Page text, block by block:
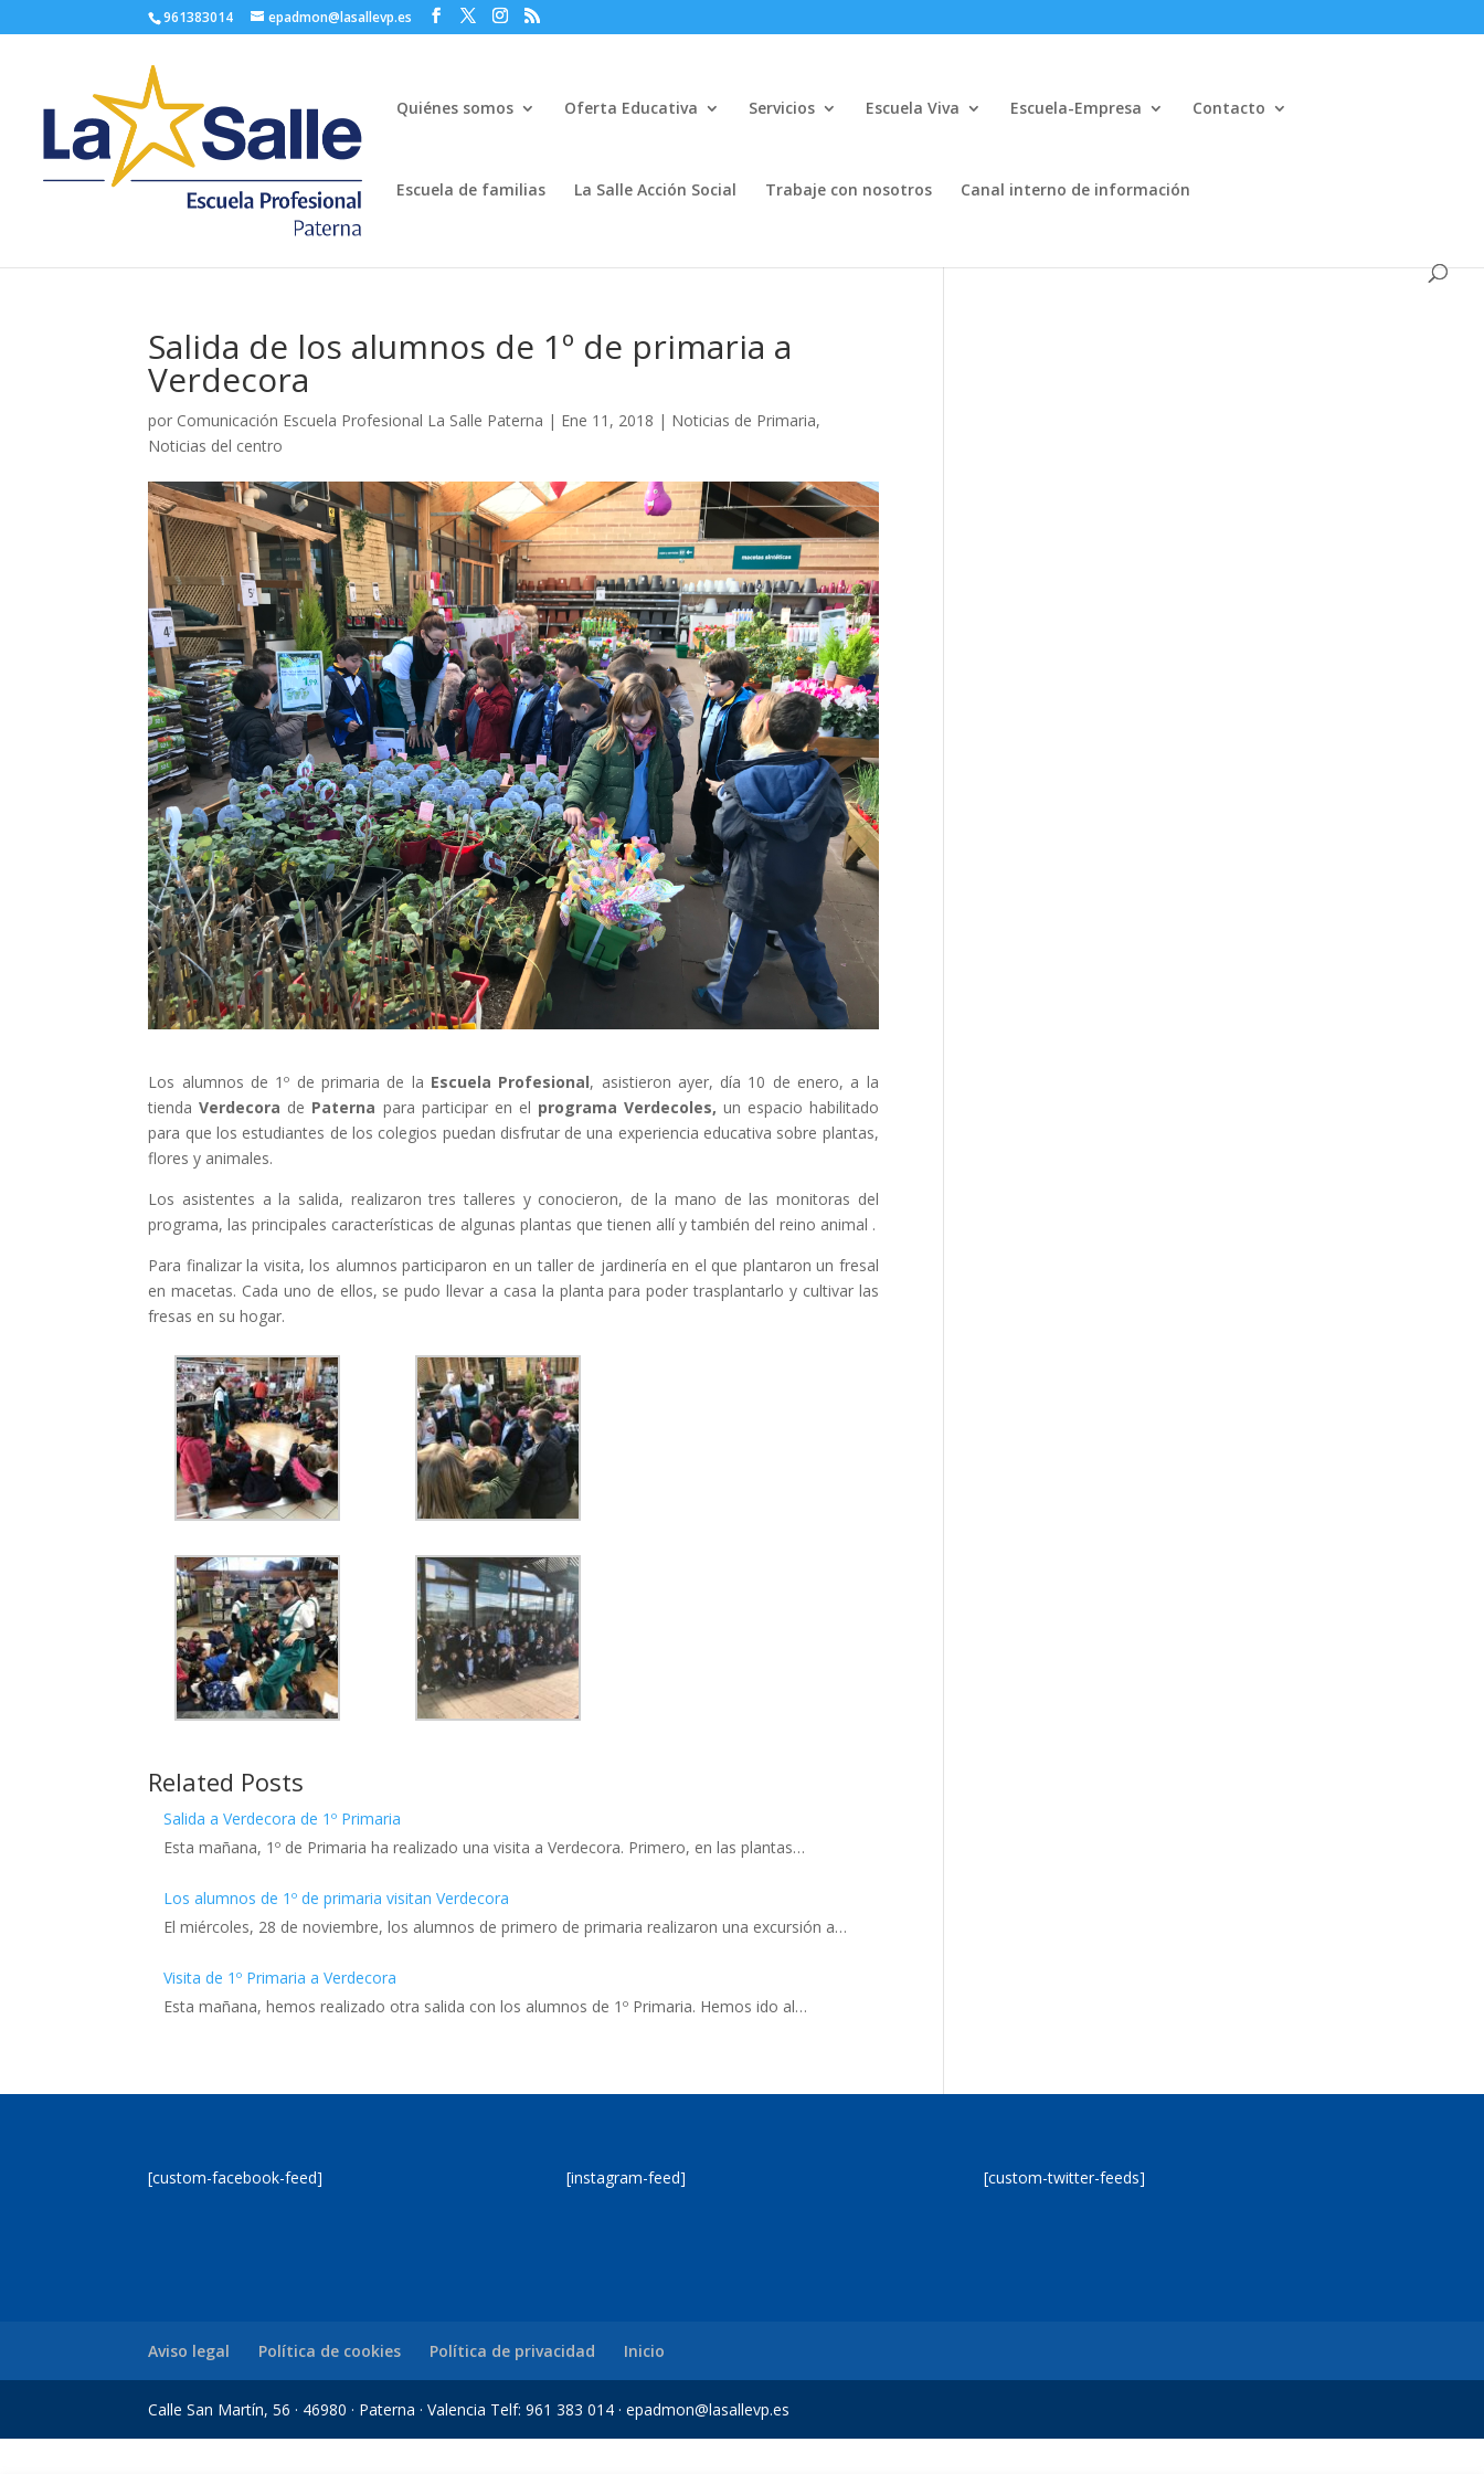
961383014 epadmon@lasallevp.es
Quiénes somos Oferta Educativa Servicios Escuela Viva Escuela-Empresa Contacto
Escuela de familias La Salle Acción Social Trabaje con nosotros Canal interno de información
Salida de los alumnos de 1º de primaria a
Verdecora
por Comunicación Escuela Profesional La Salle Paterna | Ene 11, 2018 | Noticias de Primaria,
Noticias del centro
Los alumnos de 1º de primaria de la Escuela Profesional, asistieron ayer, día 10 de enero, a la
tiendaVerdecora de Paterna para participar en el programa Verdecoles, un espacio habilitado
para que los estudiantes de los colegios puedan disfrutar de una experiencia educativa sobre plantas,
flores y animales.
Los asistentes a la salida, realizaron tres talleres y conocieron, de la mano de las monitoras del
programa, las principales características de algunas plantas que tienen allí y también del reino animal .
Para finalizar la visita, los alumnos participaron en un taller de jardinería en el que plantaron un fresal
en macetas. Cada uno de ellos, se pudo llevar a casa la planta para poder trasplantarlo y cultivar las
fresas en su hogar.
Related Posts
Salida a Verdecora de 1º Primaria
Esta mañana, 1º de Primaria ha realizado una visita a Verdecora. Primero, en las plantas…
Los alumnos de 1º de primaria visitan Verdecora
El miércoles, 28 de noviembre, los alumnos de primero de primaria realizaron una excursión a…
Visita de 1º Primaria a Verdecora
Esta mañana, hemos realizado otra salida con los alumnos de 1º Primaria. Hemos ido al…
[custom-facebook-feed] [instagram-feed] [custom-twitter-feeds]
Aviso legal Política de cookies Política de privacidad Inicio
Calle San Martín, 56 · 46980 · Paterna · Valencia Telf: 961 383 014 · epadmon@lasallevp.es